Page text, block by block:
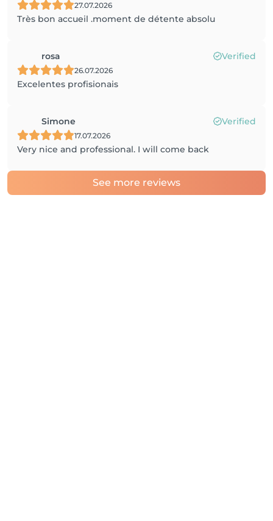
27.07.2026
Très bon accueil .moment de détente absolu
rosa Verified
26.07.2026
Excelentes profisionais
Simone Verified
17.07.2026
Very nice and professional. I will come back
See more reviews